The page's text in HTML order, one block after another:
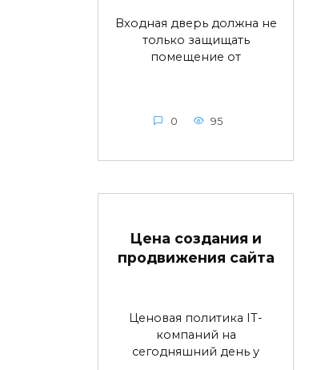
Входная дверь должна не
только защищать
помещение от
0 95
Цена создания и
продвижения сайта
Ценовая политика IT-
компаний на
сегодняшний день у